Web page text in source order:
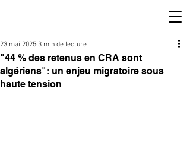
"44 % des retenus en CRA sont
algériens": un enjeu migratoire sous
haute tension
23 mai 2025 3 min de lecture